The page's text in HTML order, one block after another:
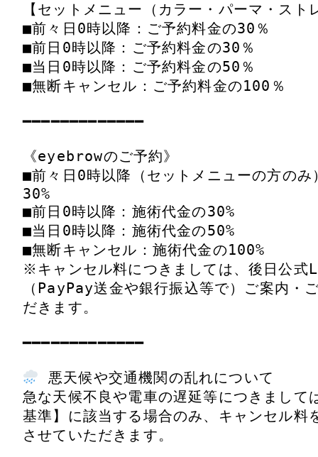
【セットメニュー（カラー・パーマ・スト
■前々日0時以降：ご予約料金の30％
■前日0時以降：ご予約料金の30％
■当日0時以降：ご予約料金の50％
■無断キャンセル：ご予約料金の100％
━━━━━━━━━━━━━
《eyebrowのご予約》
■前々日0時以降（セットメニューの方のみ
30%
■前日0時以降：施術代金の30%
■当日0時以降：施術代金の50%
■無断キャンセル：施術代金の100%
※キャンセル料につきましては、後日公式
（PayPay送金や銀行振込等で）ご案内・
だきます。
━━━━━━━━━━━━━
悪天候や交通機関の乱れについて
急な天候不良や電車の遅延等につきまして
基準】に該当する場合のみ、キャンセル料
させていただきます。